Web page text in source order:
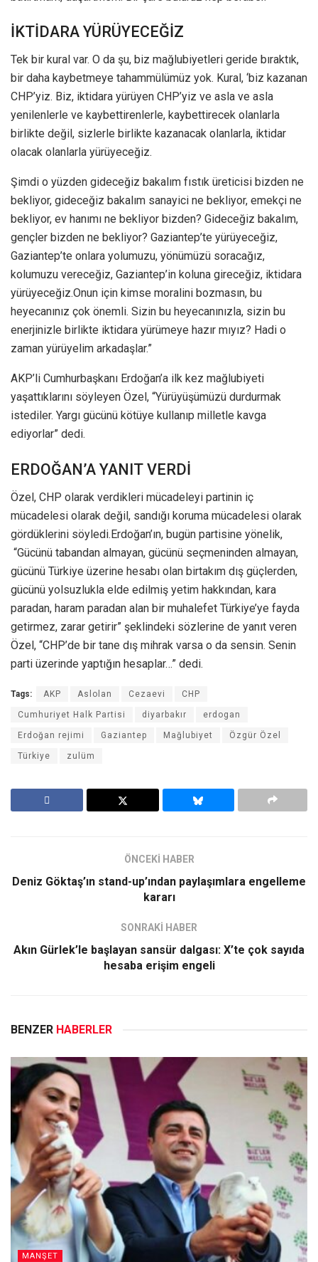
İKTİDARA YÜRÜYECEĞİZ
Tek bir kural var. O da şu, biz mağlubiyetleri geride bıraktık,
bir daha kaybetmeye tahammülümüz yok. Kural, ‘biz kazanan
CHP’yiz. Biz, iktidara yürüyen CHP’yiz ve asla ve asla
yenilenlerle ve kaybettirenlerle, kaybettirecek olanlarla
birlikte değil, sizlerle birlikte kazanacak olanlarla, iktidar
olacak olanlarla yürüyeceğiz.
Şimdi o yüzden gideceğiz bakalım fıstık üreticisi bizden ne
bekliyor, gideceğiz bakalım sanayici ne bekliyor, emekçi ne
bekliyor, ev hanımı ne bekliyor bizden? Gideceğiz bakalım,
gençler bizden ne bekliyor? Gaziantep’te yürüyeceğiz,
Gaziantep’te onlara yolumuzu, yönümüzü soracağız,
kolumuzu vereceğiz, Gaziantep’in koluna gireceğiz, iktidara
yürüyeceğiz.Onun için kimse moralini bozmasın, bu
heyecanınız çok önemli. Sizin bu heyecanınızla, sizin bu
enerjinizle birlikte iktidara yürümeye hazır mıyız? Hadi o
zaman yürüyelim arkadaşlar.”
AKP’li Cumhurbaşkanı Erdoğan’a ilk kez mağlubiyeti
yaşattıklarını söyleyen Özel, “Yürüyüşümüzü durdurmak
istediler. Yargı gücünü kötüye kullanıp milletle kavga
ediyorlar” dedi.
ERDOĞAN’A YANIT VERDİ
Özel, CHP olarak verdikleri mücadeleyi partinin iç
mücadelesi olarak değil, sandığı koruma mücadelesi olarak
gördüklerini söyledi.Erdoğan’ın, bugün partisine yönelik,
“Gücünü tabandan almayan, gücünü seçmeninden almayan,
gücünü Türkiye üzerine hesabı olan birtakım dış güçlerden,
gücünü yolsuzlukla elde edilmiş yetim hakkından, kara
paradan, haram paradan alan bir muhalefet Türkiye’ye fayda
getirmez, zarar getirir” şeklindeki sözlerine de yanıt veren
Özel, “CHP’de bir tane dış mihrak varsa o da sensin. Senin
parti üzerinde yaptığın hesaplar…” dedi.
Tags: AKP Aslolan Cezaevi CHP
Cumhuriyet Halk Partisi diyarbakır erdogan
Erdoğan rejimi Gaziantep Mağlubiyet Özgür Özel
Türkiye zulüm
ÖNCEKİ HABER
Deniz Göktaş’ın stand-up’ından paylaşımlara engelleme
kararı
SONRAKİ HABER
Akın Gürlek’le başlayan sansür dalgası: X’te çok sayıda
hesaba erişim engeli
BENZER HABERLER
MANŞET